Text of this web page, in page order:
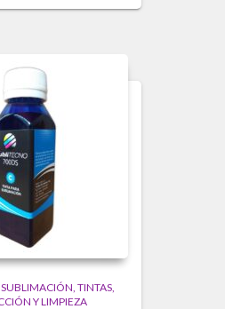
SUBLIMACIÓN TINTAS,
Y LIMPIEZA